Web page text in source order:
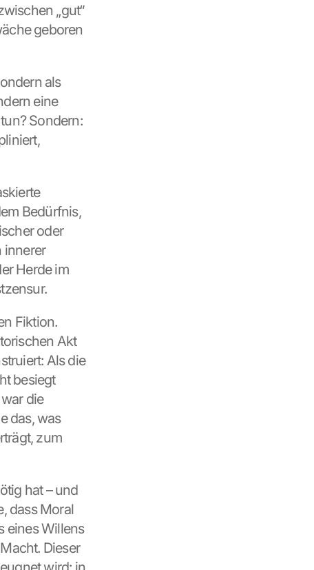
„gut“
geboren
als
eine
Sondern:
Bedürfnis,
oder
innerer
Herde im
Fiktion.
Akt
Als die
besiegt
die
das, was
zum
hat – und
dass Moral
eines Willens
Dieser